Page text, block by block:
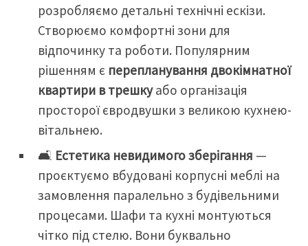
розробляємо детальні технічні ескізи.
Створюємо комфортні зони для
відпочинку та роботи. Популярним
рішенням є перепланування двокімнатної
квартири в трешкуабо організація
просторої євродвушки з великою кухнею-
вітальнею.
🛋️ Естетика невидимого зберігання —
проєктуємо вбудовані корпусні меблі на
замовлення паралельно з будівельними
процесами. Шафи та кухні монтуються
чітко під стелю. Вони буквально